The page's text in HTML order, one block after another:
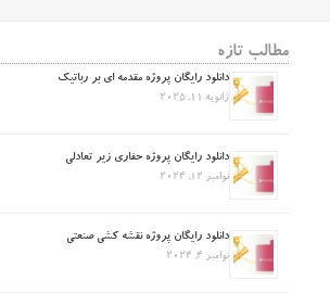
مطالب تازه
دانلود رایگان پروژه مقدمه ای بر رباتیک
ژانویه 11, 2025
دانلود رایگان پروژه حفاری زیر تعادلی
نوامبر 12, 2024
دانلود رایگان پروژه نقشه کشی صنعتی
نوامبر 4, 2024